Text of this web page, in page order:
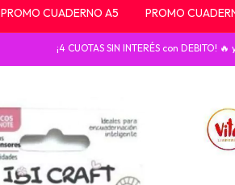
PROMO CUADERNO A5 PROMO
¡4 CUOTAS SIN INTERÉS con DEBITO! 🔥